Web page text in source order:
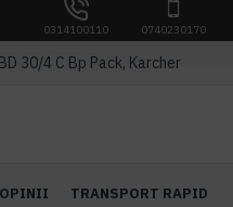
0314100110 0740230170
30/4 C Bp Pack, Karcher
OPINII TRANSPORT RAPID